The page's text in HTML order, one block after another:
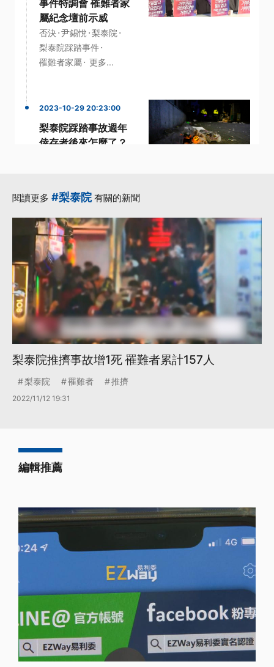
事件特調會 罹難者家
屬紀念壇前示威
否決·尹錫悅 ·梨泰院 ·
梨泰院踩踏事件·
罹難者家屬· 更多...
2023-10-29 20:23:00
梨泰院踩踏事故週年
倖存者後來怎麼了？
閱讀更多 #梨泰院有關的新聞
梨泰院推擠事故增1死 罹難者累計157人
梨泰院 罹難者 推擠
2022/11/12 19:31
編輯推薦